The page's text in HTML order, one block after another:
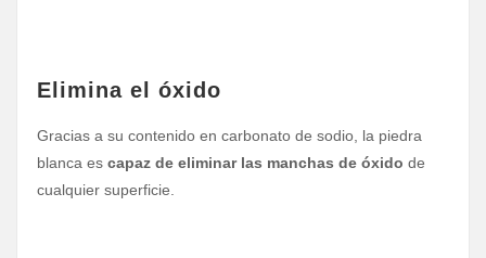
Elimina el óxido
Gracias a su contenido en carbonato de sodio, la piedra
blanca es capaz de eliminar las manchas de óxido de
cualquier superficie.